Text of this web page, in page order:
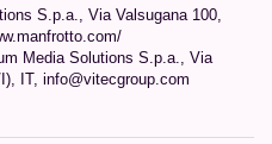
S.p.a., Via Valsugana 100,
Media Solutions S.p.a., Via
IT, info@vitecgroup.com